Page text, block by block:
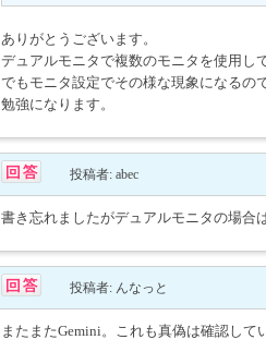
ありがとうございます。
デュアルモニタで複数のモニタを使用し
でもモニタ設定でその様な現象になるの
勉強になります。
投稿者: abec
書き忘れましたがデュアルモニタの場合
投稿者: んなっと
またまたGemini。これも真偽は確認して